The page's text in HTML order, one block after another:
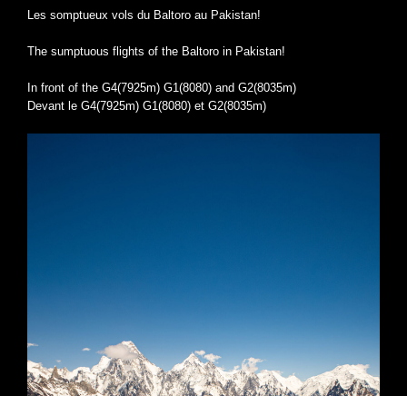
Les somptueux vols du Baltoro au Pakistan!
The sumptuous flights of the Baltoro in Pakistan!
In front of the G4(7925m) G1(8080) and G2(8035m)
Devant le G4(7925m) G1(8080) et G2(8035m)